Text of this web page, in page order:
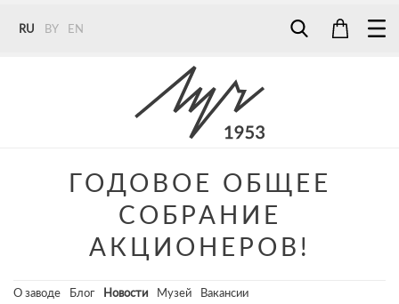
RU BY EN
+375 (29) 272 51 56
ГОДОВОЕ ОБЩЕЕ
СОБРАНИЕ
АКЦИОНЕРОВ!
О заводе Блог Новости Музей Вакансии